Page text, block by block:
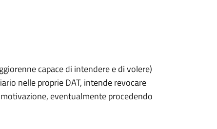
capace di intendere e di volere)
nelle proprie DAT, intende revocare
eventualmente procedendo